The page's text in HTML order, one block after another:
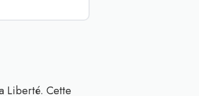
Liberté. Cette